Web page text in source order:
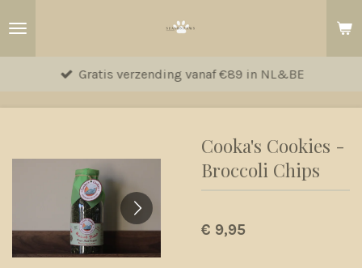
hoofdinhoud
Gratis verzending vanaf €89 in NL&BE
Cooka's Cookies -
Broccoli Chips
€ 9,95